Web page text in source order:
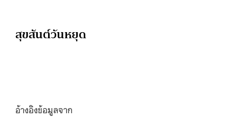
สุขสันต์วันหยุด
อ้างอิงข้อมูลจาก